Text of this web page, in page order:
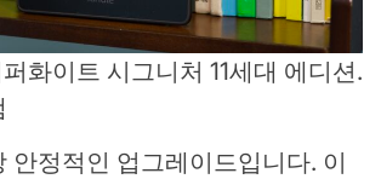
화이트 시그니처 11세대 에디션.
안정적인 업그레이드입니다. 이